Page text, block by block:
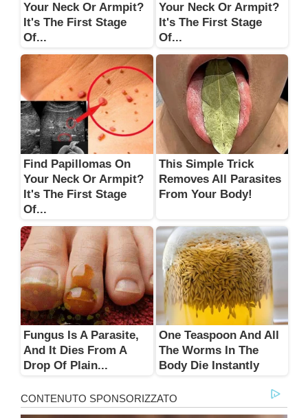
Your Neck Or Armpit?
It's The First Stage
Of...
Your Neck Or Armpit?
It's The First Stage
Of...
Find Papillomas On
Your Neck Or Armpit?
It's The First Stage
Of...
This Simple Trick
Removes All Parasites
From Your Body!
Fungus Is A Parasite,
And It Dies From A
Drop Of Plain...
One Teaspoon And All
The Worms In The
Body Die Instantly